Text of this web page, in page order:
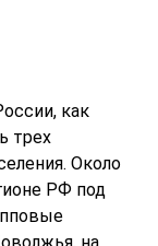
как
трех
Около
РФ под